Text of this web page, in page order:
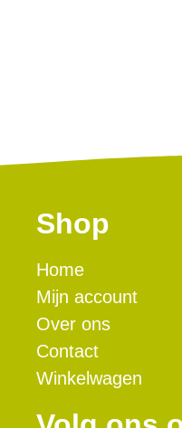
Shop
Home
Mijn account
Over ons
Contact
Winkelwagen